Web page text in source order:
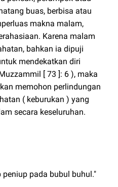
buas, berbisa atau
makna malam,
Karena malam
bahkan ia dipuji
mendekatkan diri
[ 73 ]: 6 ), maka
memohon perlindungan
( keburukan ) yang
secara keseluruhan.
pada bubul buhul."